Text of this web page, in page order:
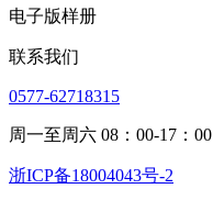
电子版样册
联系我们
0577-62718315
周一至周六 08：00-17：00
浙ICP备18004043号-2